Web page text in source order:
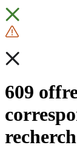
609